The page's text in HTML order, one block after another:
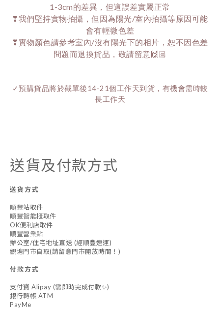
1-3cm的差異，但這誤差實屬正常
❣我們堅持實物拍攝，但因為陽光/室內拍攝等原因可能
會有輕微色差
❣實物顏色請參考室內/沒有陽光下的相片，恕不因色差
問題而退換貨品，敬請留意🙌🏻
✓預購貨品將於截單後14-21個工作天到貨，有機會需時較
長工作天
送貨及付款方式
送貨方式
順豐站取件
順豐智能櫃取件
OK便利店取件
順豐營業點
辦公室/住宅地址直送 (經順豐速運)
觀塘門市自取(請留意門市開放時間！)
付款方式
支付寶 Alipay (需即時完成付款✨)
銀行轉帳 ATM
PayMe